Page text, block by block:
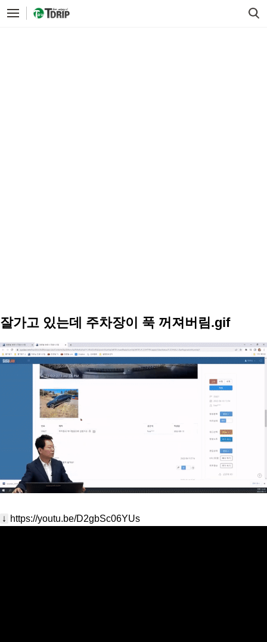
잘가고 있는데 주차장이 푹 꺼져버림.gif
↓ https://youtu.be/D2gbSc06YUs